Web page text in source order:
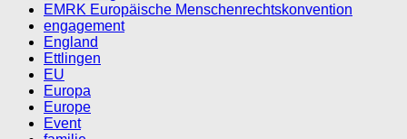
EMRK Europäische Menschenrechtskonvention
engagement
England
Ettlingen
EU
Europa
Europe
Event